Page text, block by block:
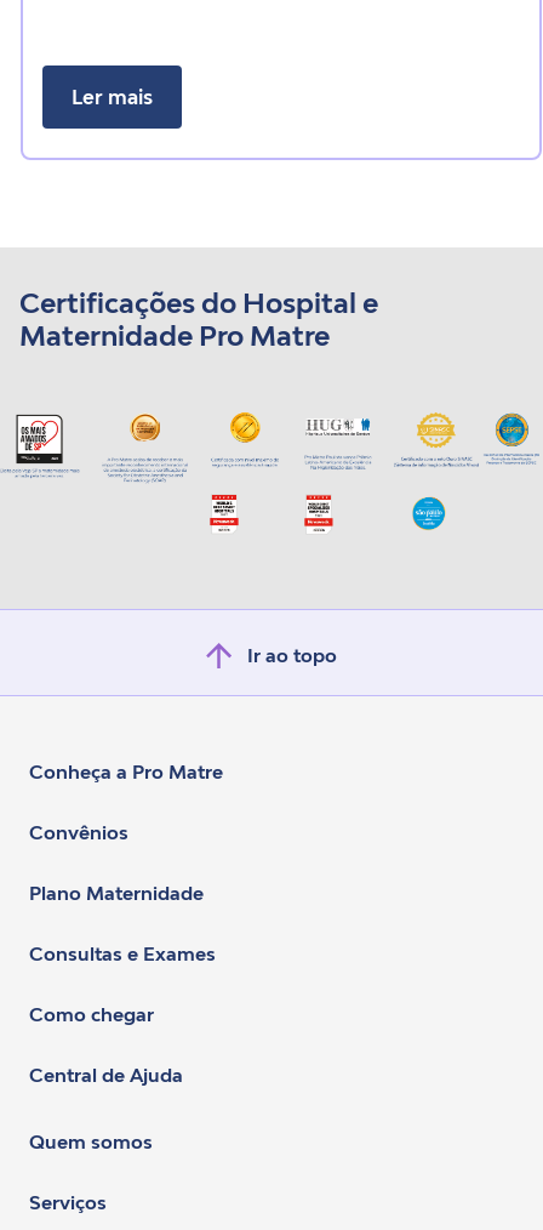
Ler mais
Certificações do Hospital e
Maternidade Pro Matre
Ir ao topo
Conheça a Pro Matre
Convênios
Plano Maternidade
Consultas e Exames
Como chegar
Central de Ajuda
Quem somos
Serviços